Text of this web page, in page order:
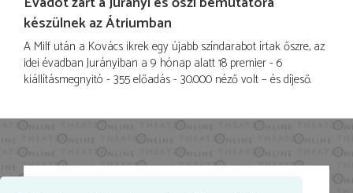
készülnek az Átriumban
A Milf után a Kovács ikrek egy újabb színdarabot írtak őszre, az
idei évadban Jurányiban a 9 hónap alatt 18 premier - 6
kiállításmegnyitó - 355 előadás - 30.000 néző volt – és díjeső.